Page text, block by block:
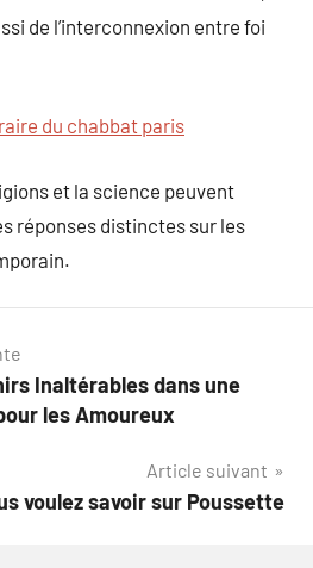
de l’interconnexion entre foi
du chabbat paris
et la science peuvent
réponses distinctes sur les
Inaltérables dans une
les Amoureux
Article suivant
voulez savoir sur Poussette